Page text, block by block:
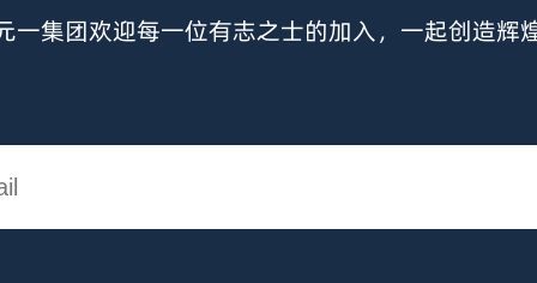
一集团欢迎每一位有志之士的加入，一起创造辉